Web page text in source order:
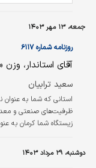
جمعه، ۱۳ مهر ۱۴۰۳
روزنامه شماره ۶۱۱۷
آقای استاندار،
سعید ترابیان
استانی که شما به
ظرفیت‌‌‌‌های صنعتی و
زیستگاه شما کرمان به
دوشنبه، ۲۹ مرداد ۱۴۰۳